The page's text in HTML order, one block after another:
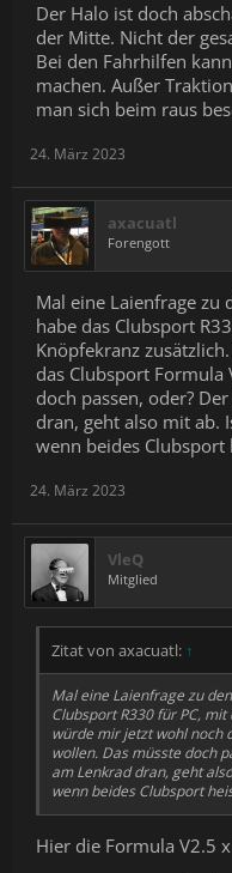
Der Halo ist doch
der Mitte. Nicht der
Bei den Fahrhilfen
machen. Außer
man sich beim raus
24. März 2023
axacuatl
Forengott
Mal eine Laienfrage zu
habe das Clubsport
Knöpfekranz
das Clubsport Formula
doch passen, oder?
dran, geht also mit ab.
wenn beides Clubsport
24. März 2023
VleQ
Mitglied
Zitat von axacuatl: ↑
Mal eine Laienfrage zu
Clubsport R330 für PC,
würde mir jetzt wohl noch
wollen. Das müsste doch
am Lenkrad dran, geht
wenn beides Clubsport
Hier die Formula V2.5